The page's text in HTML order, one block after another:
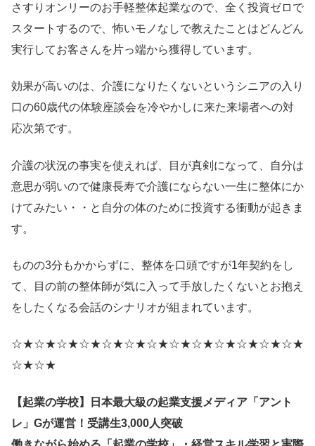
さすりオンリーのお手軽整体起業なので、全く投資ゼロで
スタートするので、怖いモノなしで教えたことはどんどん
実行してお客さんを片っ端から獲得しています。
効果が高いのは、介護になりたくないというシニアの入り
口の60歳代の体験座談会を冷やかしに来た来場者への対
応次第です。
介護の状況の事実を使えれば、目が真剣になって、自分は
意思が弱いので健康長寿で介護にならない一生に整体にか
けてみたい・・と自分の体のために投資する衝動が起きま
す。
ものの3分もかからずに、整体を口頭ですが1年契約をし
て、目の前の整体師が気に入って手放したくないとお抱え
をしたくなる会話のシナリオが組まれています。
☆★☆★☆★☆★☆★☆★☆★☆★☆★☆★☆★☆★☆★
☆★☆★
【起業の学校】日本最大級の起業支援メディア「アント
レ」Gが運営！受講生3,000人突破